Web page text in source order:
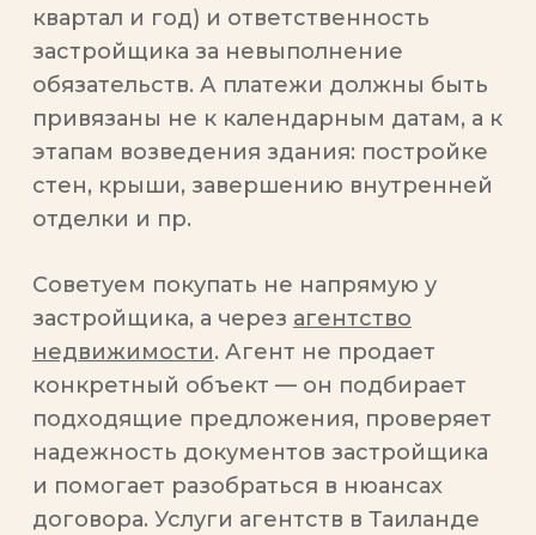
квартал и год) и ответственность
застройщика за невыполнение
обязательств. А платежи должны быть
привязаны не к календарным датам, а к
этапам возведения здания: постройке
стен, крыши, завершению внутренней
отделки и пр.
Советуем покупать не напрямую у
застройщика, а через агентство
недвижимости. Агент не продает
конкретный объект — он подбирает
подходящие предложения, проверяет
надежность документов застройщика
и помогает разобраться в нюансах
договора. Услуги агентств в Таиланде